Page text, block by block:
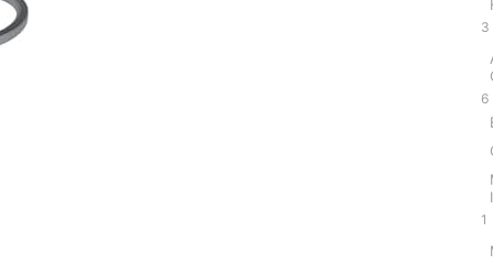
3
6
1